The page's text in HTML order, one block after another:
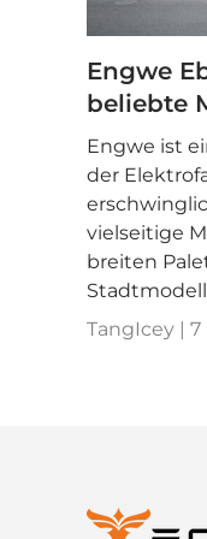
Engwe
beliebte
Engwe ist
der
vielseitige
breiten
TangIcey | 7